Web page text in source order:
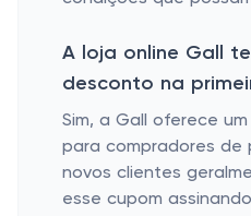
A loja online Gall
desconto na
Sim, a Gall oferece
para compradores de
novos clientes
esse cupom